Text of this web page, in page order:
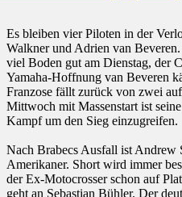
Es bleiben vier Piloten in der
Walkner und Adrien van
viel Boden gut am Dienstag, der
Yamaha-Hoffnung van Beveren
Franzose fällt zurück von zwei
Mittwoch mit Massenstart ist
Kampf um den Sieg einzugreifen.
Nach Brabecs Ausfall ist Andrew
Amerikaner. Short wird immer
der Ex-Motocrosser schon auf
geht an Sebastian Bühler. Der